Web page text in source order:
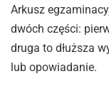
Arkusz
dwóch części:
druga to dłuższa
lub opowiadanie.